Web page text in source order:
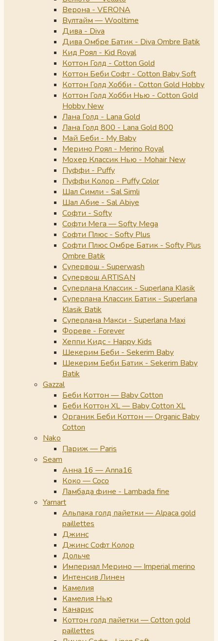
Верона - VERONA
Вултайм — Wooltime
Дива - Diva
Дива Омбре Батик - Diva Ombre Batik
Кид Роял - Kid Royal
Коттон Голд - Cotton Gold
Коттон Беби Софт - Cotton Baby Soft
Коттон Голд Хобби - Cotton Gold Hobby
Коттон Голд Хобби Нью - Cotton Gold
Hobby New
Лана Голд - Lana Gold
Лана Голд 800 - Lana Gold 800
Май Беби - My Baby
Мерино Роял - Merino Royal
Мохер Классик Нью - Mohair New
Пуффи - Puffy
Пуффи Колор - Puffy Color
Шал Симли - Sal Simli
Шал Абие - Sal Abiye
Софти - Softy
Софти Мега — Softy Mega
Софти Плюс - Softy Plus
Софти Плюс Омбре Батик - Softy Plus
Ombre Batik
Супервош - Superwash
Супервош ARTISAN
Суперлана Классик - Superlana Klasik
Суперлана Классик Батик - Superlana
Klasik Batik
Суперлана Макси - Superlana Maxi
Фореве - Forever
Хеппи Кидс - Happy Kids
Шекерим Беби - Sekerim Baby
Шекерим Беби Батик - Sekerim Baby
Batik
Gazzal
Беби Коттон — Baby Cotton
Беби Коттон XL — Baby Cotton XL
Органик Беби Коттон — Organic Baby
Cotton
Nako
Париж — Paris
Seam
Анна 16 — Anna16
Коко — Coco
Ламбада фине - Lambada fine
Yarnart
Альпака голд пайетки — Alpaca gold
paillettes
Джинс
Джинс Софт Колор
Дольче
Империал Мерино — Imperial merino
Интенсив Линен
Камелия
Камелия Нью
Канарис
Коттон голд пайетки — Cotton gold
paillettes